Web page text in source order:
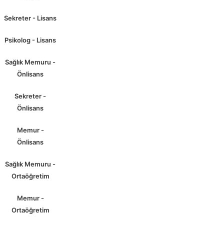
Sekreter - Lisans
Psikolog - Lisans
Sağlık Memuru -
Önlisans
Sekreter -
Önlisans
Memur -
Önlisans
Sağlık Memuru -
Ortaöğretim
Memur -
Ortaöğretim